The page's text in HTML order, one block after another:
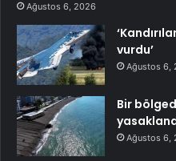
Ağustos 6, 2026
vurdu’
Ağustos 6,
Bir
Ağustos 6,